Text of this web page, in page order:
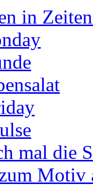
in
mal die
Motiv